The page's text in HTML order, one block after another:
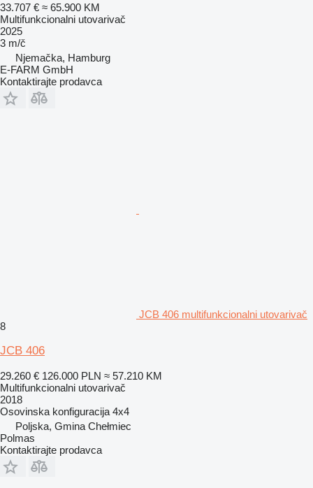
33.707 € ≈ 65.900 KM
Multifunkcionalni utovarivač
2025
3 m/č
Njemačka, Hamburg
E-FARM GmbH
Kontaktirajte prodavca
JCB 406 multifunkcionalni utovarivač
8
JCB 406
29.260 € 126.000 PLN ≈ 57.210 KM
Multifunkcionalni utovarivač
2018
Osovinska konfiguracija 4x4
Poljska, Gmina Chełmiec
Polmas
Kontaktirajte prodavca